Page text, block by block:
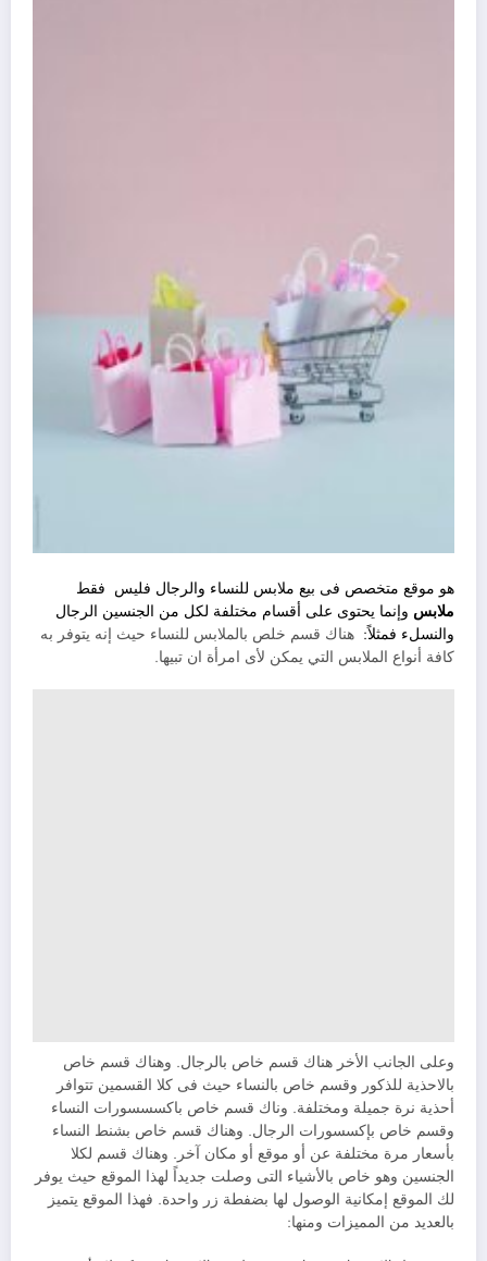
هو موقع متخصص فى بيع ملابس للنساء والرجال فليس فقط
ملابس وإنما يحتوى على أقسام مختلفة لكل من الجنسين الرجال
والنسلء فمثلاً: هناك قسم خلص بالملابس للنساء حيث إنه يتوفر به
كافة أنواع الملابس التي يمكن لأى امرأة ان تبيها.
وعلى الجانب الأخر هناك قسم خاص بالرجال. وهناك قسم خاص
بالاحذية للذكور وقسم خاص بالنساء حيث فى كلا القسمين تتوافر
أحذية نرة جميلة ومختلفة. وناك قسم خاص باكسسسورات النساء
وقسم خاص بإكسسورات الرجال. وهناك قسم خاص بشنط النساء
بأسعار مرة مختلفة عن أو موقع أو مكان آخر. وهناك قسم لكلا
الجنسين وهو خاص بالأشياء التى وصلت جديداً لهذا الموقع حيث يوفر
لك الموقع إمكانية الوصول لها بضفطة زر واحدة. فهذا الموقع يتميز
بالعديد من المميزات ومنها: